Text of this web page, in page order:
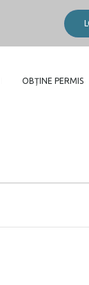
OBȚINE PERMIS